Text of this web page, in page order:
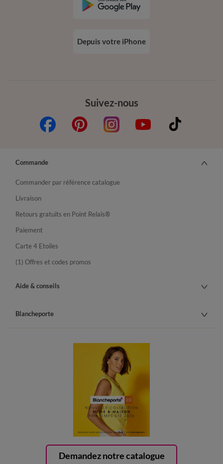
Suivez-nous
Depuis votre iPhone
Demandez notre catalogue
Commande
Commander par référence catalogue
Livraison
Retours gratuits en Point Relais®
Paiement
Carte 4 Etoiles
(1) Offres et codes promos
Aide & conseils
Blancheporte